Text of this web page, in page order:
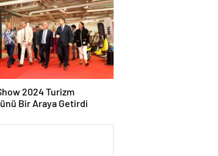
2024 Turizm
Bir Araya Getirdi